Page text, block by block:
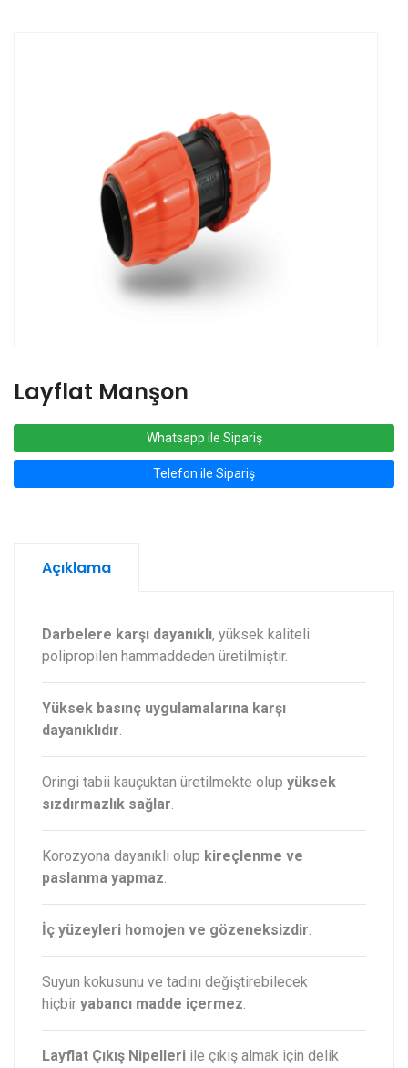
Layflat Manşon
Whatsapp ile Sipariş
Telefon ile Sipariş
Açıklama
Darbelere karşı dayanıklı, yüksek kaliteli
polipropilen hammaddeden üretilmiştir.
Yüksek basınç uygulamalarına karşı
dayanıklıdır.
Oringi tabii kauçuktan üretilmekte olup yüksek
sızdırmazlık sağlar.
Korozyona dayanıklı olup kireçlenme ve
paslanma yapmaz.
İç yüzeyleri homojen ve gözeneksizdir.
Suyun kokusunu ve tadını değiştirebilecek
hiçbir yabancı madde içermez.
Layflat Çıkış Nipelleri ile çıkış almak için delik